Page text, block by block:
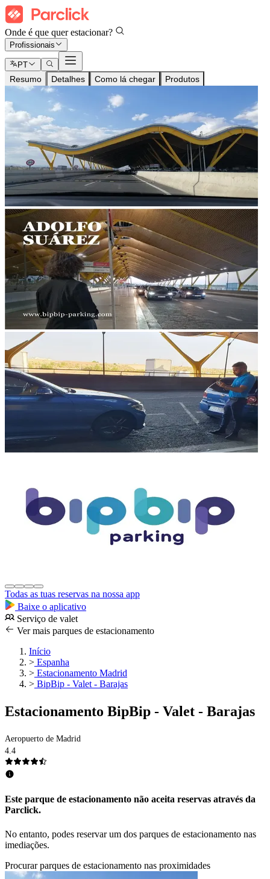
Onde é que quer estacionar?
Profissionais
PT
Resumo Detalhes Como lá chegar Produtos
Todas as tuas reservas na nossa app
Baixe o aplicativo
Serviço de valet
Ver mais parques de estacionamento
Início
> Espanha
> Estacionamento Madrid
> BipBip - Valet - Barajas
Estacionamento BipBip - Valet - Barajas
Aeropuerto de Madrid
4.4
Este parque de estacionamento não aceita reservas através da
Parclick.
No entanto, podes reservar um dos parques de estacionamento nas
imediações.
Procurar parques de estacionamento nas proximidades